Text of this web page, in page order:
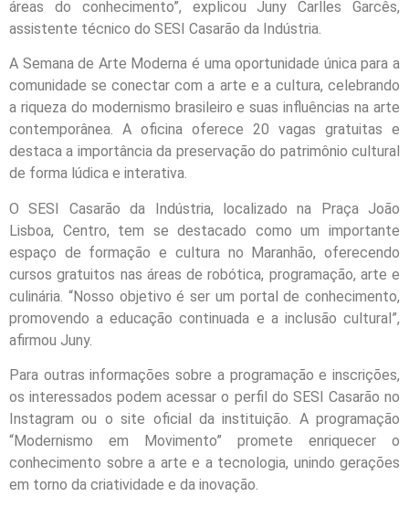
áreas do conhecimento”, explicou Juny Carlles Garcês,
assistente técnico do SESI Casarão da Indústria.
A Semana de Arte Moderna é uma oportunidade única para a
comunidade se conectar com a arte e a cultura, celebrando
a riqueza do modernismo brasileiro e suas influências na arte
contemporânea. A oficina oferece 20 vagas gratuitas e
destaca a importância da preservação do patrimônio cultural
de forma lúdica e interativa.
O SESI Casarão da Indústria, localizado na Praça João
Lisboa, Centro, tem se destacado como um importante
espaço de formação e cultura no Maranhão, oferecendo
cursos gratuitos nas áreas de robótica, programação, arte e
culinária. “Nosso objetivo é ser um portal de conhecimento,
promovendo a educação continuada e a inclusão cultural”,
afirmou Juny.
Para outras informações sobre a programação e inscrições,
os interessados podem acessar o perfil do SESI Casarão no
Instagram ou o site oficial da instituição. A programação
“Modernismo em Movimento” promete enriquecer o
conhecimento sobre a arte e a tecnologia, unindo gerações
em torno da criatividade e da inovação.